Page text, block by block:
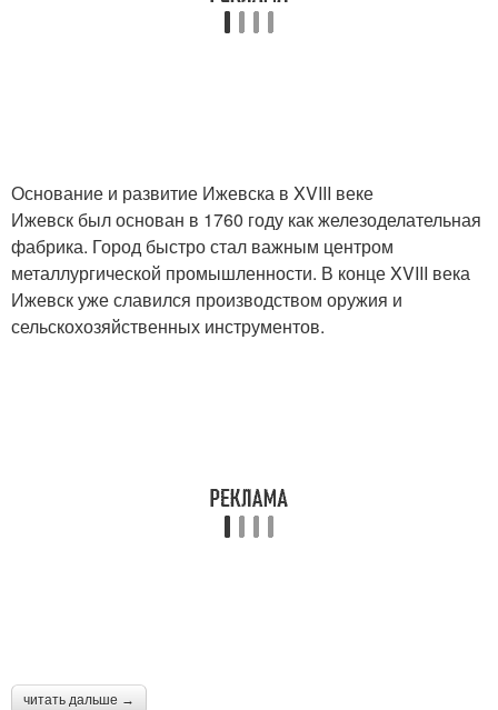
Основание и развитие Ижевска в XVIII веке
Ижевск был основан в 1760 году как железоделательная
фабрика. Город быстро стал важным центром
металлургической промышленности. В конце XVIII века
Ижевск уже славился производством оружия и
сельскохозяйственных инструментов.
читать дальше →